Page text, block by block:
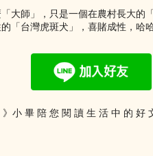
大師」，只是一個在農村長大的
「台灣虎斑犬」，喜賭成性，哈
》小 畢 陪 您 閱 讀 生 活 中 的 好